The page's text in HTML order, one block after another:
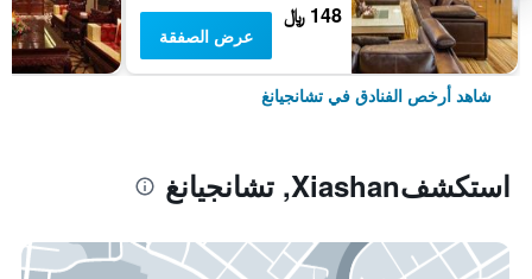
148 ﷼
عرض الصفقة
شاهد أرخص الفنادق في تشانجيانغ
استكشفXiashan, تشانجيانغ